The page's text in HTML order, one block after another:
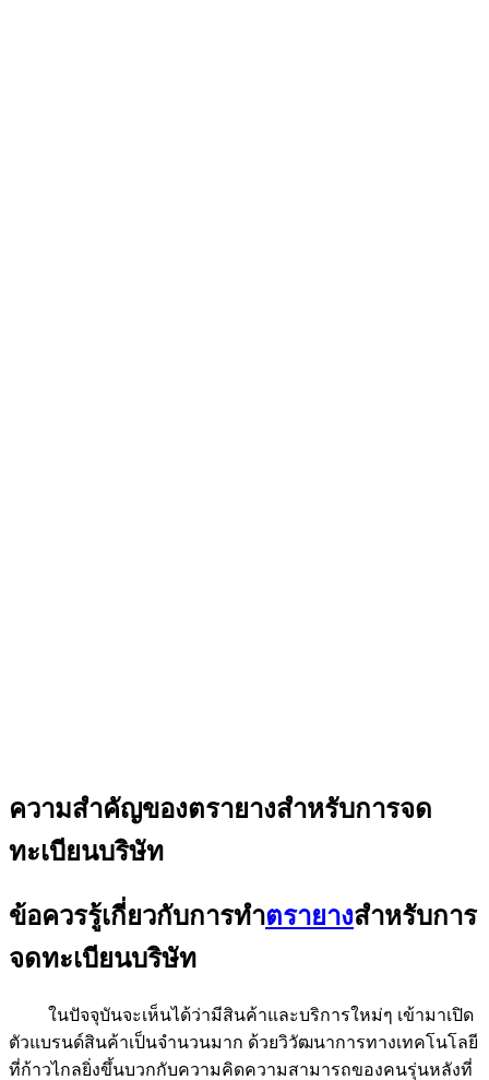
ความสำคัญของตรายางสำหรับการจด
ทะเบียนบริษัท
ข้อควรรู้เกี่ยวกับการทำตรายางสำหรับการ
จดทะเบียนบริษัท
ในปัจจุบันจะเห็นได้ว่ามีสินค้าและบริการใหม่ๆ เข้ามาเปิด
ตัวแบรนด์สินค้าเป็นจำนวนมาก ด้วยวิวัฒนาการทางเทคโนโลยี
ที่ก้าวไกลยิ่งขึ้นบวกกับความคิดความสามารถของคนรุ่นหลังที่